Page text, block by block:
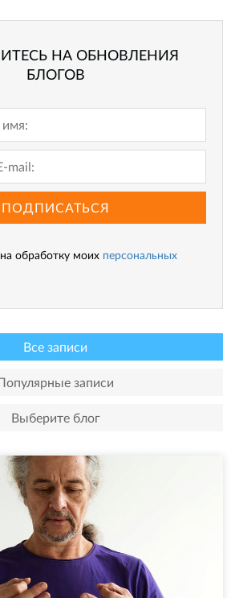
НА ОБНОВЛЕНИЯ
БЛОГОВ
ПОДПИСАТЬСЯ
обработку моих персональных
Все записи
записи
Выберите блог